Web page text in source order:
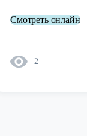
Смотреть онлайн
2